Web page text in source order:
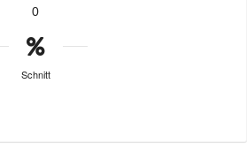
0
Schnitt